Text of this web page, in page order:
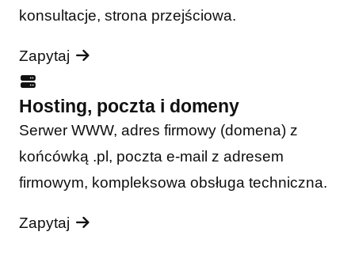
konsultacje, strona przejściowa.
Zapytaj
Hosting, poczta i domeny
Serwer WWW, adres firmowy (domena) z
końcówką .pl, poczta e-mail z adresem
firmowym, kompleksowa obsługa techniczna.
Zapytaj